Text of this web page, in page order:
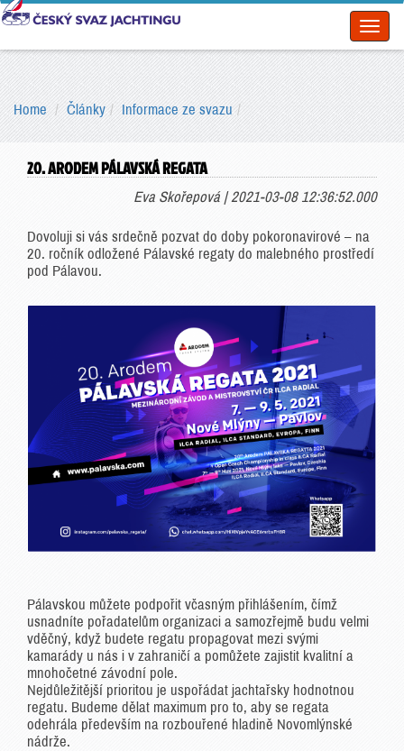
Home Články Informace ze svazu
20. ARODEM PÁLAVSKÁ REGATA
Eva Skořepová | 2021-03-08 12:36:52.000
Dovoluji si vás srdečně pozvat do doby pokoronavirové – na
20. ročník odložené Pálavské regaty do malebného prostředí
pod Pálavou.
Pálavskou můžete podpořit včasným přihlášením, čímž
usnadníte pořadatelům organizaci a samozřejmě budu velmi
vděčný, když budete regatu propagovat mezi svými
kamarády u nás i v zahraničí a pomůžete zajistit kvalitní a
mnohočetné závodní pole.
Nejdůležitější prioritou je uspořádat jachtařsky hodnotnou
regatu. Budeme dělat maximum pro to, aby se regata
odehrála především na rozbouřené hladině Novomlýnské
nádrže.